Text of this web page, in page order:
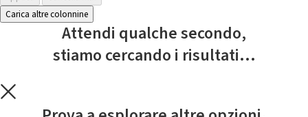
Carica altre colonnine
Attendi qualche secondo,
stiamo cercando i risultati...